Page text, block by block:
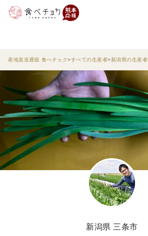
産地直送通販 食べチョク すべての生産者 新潟県の生産者
新潟県 三条市